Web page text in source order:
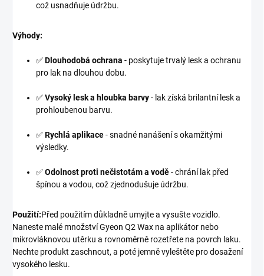
což usnadňuje údržbu.
Výhody:
✅Dlouhodobá ochrana - poskytuje trvalý lesk a ochranu
pro lak na dlouhou dobu.
✅Vysoký lesk a hloubka barvy- lak získá brilantní lesk a
prohloubenou barvu.
✅Rychlá aplikace- snadné nanášení s okamžitými
výsledky.
✅Odolnost proti nečistotám a vodě- chrání lak před
špínou a vodou, což zjednodušuje údržbu.
Použití:Před použitím důkladně umyjte a vysušte vozidlo.
Naneste malé množství Gyeon Q2 Wax na aplikátor nebo
mikrovláknovou utěrku a rovnoměrně rozetřete na povrch laku.
Nechte produkt zaschnout, a poté jemně vyleštěte pro dosažení
vysokého lesku.